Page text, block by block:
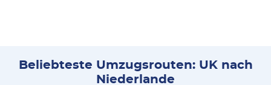
Beliebteste Umzugsrouten: UK nach
Niederlande